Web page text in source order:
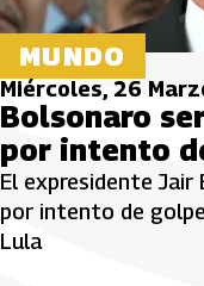
MUNDO
Miércoles, 26
Bolsonaro
por intento
El expresidente Jair
por intento de
Lula